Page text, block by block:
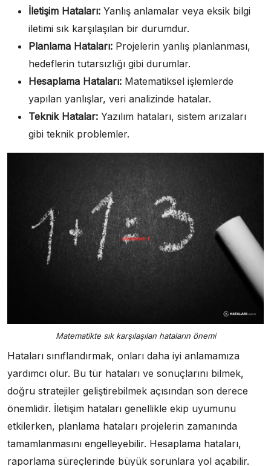
İletişim Hataları: Yanlış anlamalar veya eksik bilgi
iletimi sık karşılaşılan bir durumdur.
Planlama Hataları: Projelerin yanlış planlanması,
hedeflerin tutarsızlığı gibi durumlar.
Hesaplama Hataları: Matematiksel işlemlerde
yapılan yanlışlar, veri analizinde hatalar.
Teknik Hatalar: Yazılım hataları, sistem arızaları
gibi teknik problemler.
Matematikte sık karşılaşılan hataların önemi
Hataları sınıflandırmak, onları daha iyi anlamamıza
yardımcı olur. Bu tür hataları ve sonuçlarını bilmek,
doğru stratejiler geliştirebilmek açısından son derece
önemlidir. İletişim hataları genellikle ekip uyumunu
etkilerken, planlama hataları projelerin zamanında
tamamlanmasını engelleyebilir. Hesaplama hataları,
raporlama süreçlerinde büyük sorunlara yol açabilir.